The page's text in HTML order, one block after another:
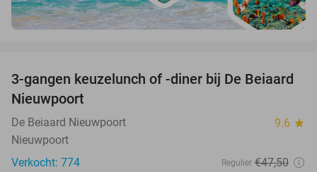
44%
3-gangen keuzelunch of -diner bij De Beiaard
Nieuwpoort
De Beiaard Nieuwpoort 9.6 star
Nieuwpoort
Verkocht: 774
Regulier €47,50